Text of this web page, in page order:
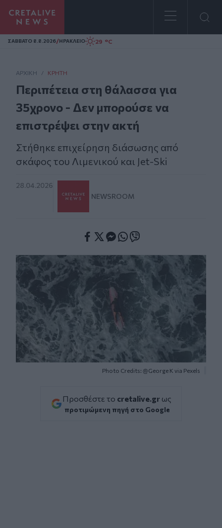
Homepage
ΣAΒΒΑΤΟ 8.8.2026/ΗΡΑΚΛΕΙΟ 29 °C
ΑΡΧΙΚΗ / ΚΡΉΤΗ
Περιπέτεια στη θάλασσα για
35χρονο - Δεν μπορούσε να
επιστρέψει στην ακτή
Στήθηκε επιχείρηση διάσωσης από
σκάφος του Λιμενικού και Jet-Ski
28.04.2026
NEWSROOM
Photo Credits: @George K via Pexels
Προσθέστε το cretalive.gr ως
προτιμώμενη πηγή στο Google